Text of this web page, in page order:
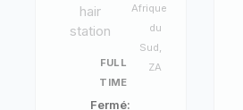
hair
station
Afrique
du
Sud,
ZA
FULL
TIME
Fermé: